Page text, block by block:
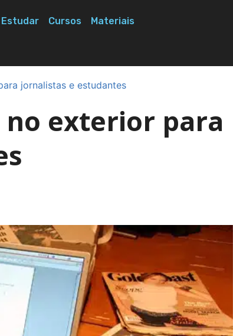
Cursos Materiais
jornalistas e estudantes
no exterior para